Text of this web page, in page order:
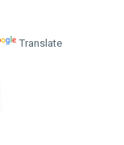
Translate